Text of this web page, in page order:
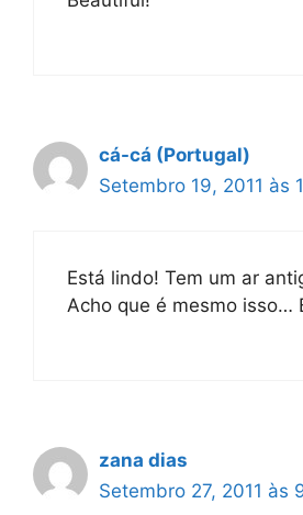
cá-cá (Portugal)
Setembro 19, 2011 às
Está lindo! Tem um ar
Acho que é mesmo isso…
zana dias
Setembro 27, 2011 às